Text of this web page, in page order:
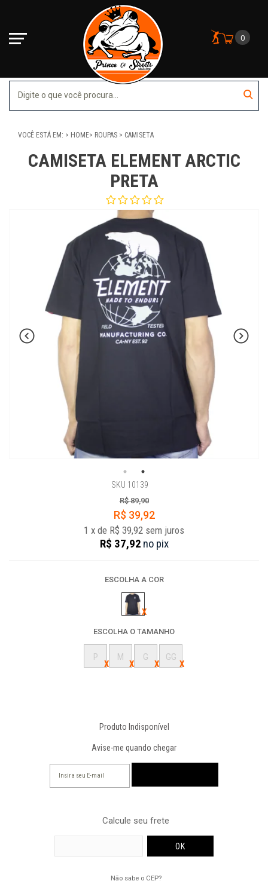
0
VOCÊ ESTÁ EM: HOME ROUPAS CAMISETA
CAMISETA ELEMENT ARCTIC
PRETA
SKU 10139
R$ 89,90
R$ 39,92
1 x de R$ 39,92 sem juros
R$ 37,92 no pix
ESCOLHA A COR
ESCOLHA O TAMANHO
P M G GG
Produto Indisponível
Avise-me quando chegar
Calcule seu frete
Não sabe o CEP?